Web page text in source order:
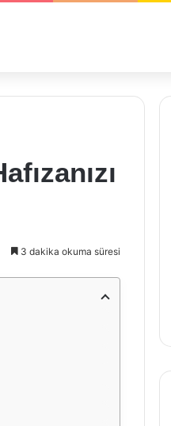
3 dakika okuma süresi